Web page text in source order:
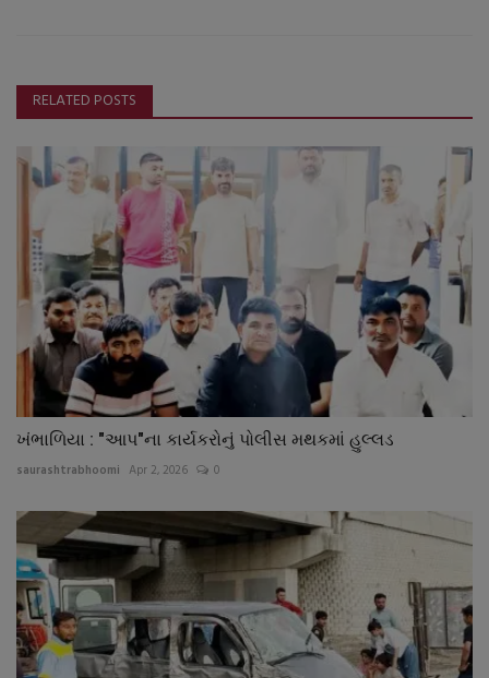
RELATED POSTS
ખંભાળિયા : "આપ"ના કાર્યકરોનું પોલીસ મથકમાં હુલ્લડ
saurashtrabhoomi Apr 2, 2026 0